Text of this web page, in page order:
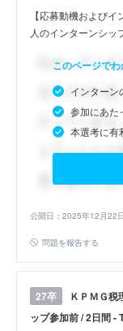
【応募動機および
人のインターンシッ
このページでわ
インターン
参加にあた
本選考に有
公開日：2025年12月22
問題を報告する
27卒
ＫＰＭＧ税
ップ参加前 / 2日間 -